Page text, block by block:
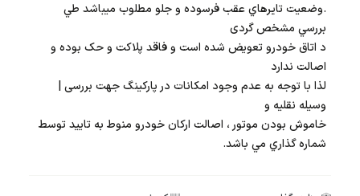
.وضعیت تايرهاي عقب فرسوده و جلو مطلوب ميباشد طي
بررسي مشخص گردی
د اتاق خودرو تعویض شده است و فاقد پلاکت و حک بوده و
اصالت ندارد
لذا با توجه به عدم وجود امکانات در پارکینگ جهت بررسی |
وسیله نقلیه و
خاموش بودن موتور ، اصالت ارکان خودرو منوط به تایید توسط
شماره گذاري مي باشد.